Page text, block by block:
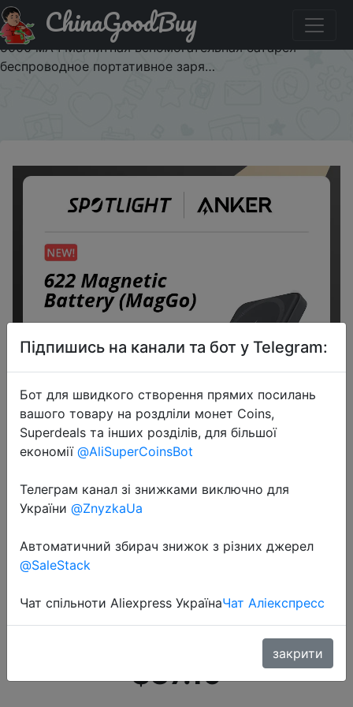
Купити по знижці 5Q4NWCGKNH4R Anker портативное
зарядное устройство 622 Магнитная батарея (MagGo),
5000 мАч Магнитная вспомогательная батарея
беспроводное портативное заря…
ChinaGoodBuy
2022-08-11
Anker портативное зарядное
батарея (MagGo), 5000 мАч
Магнитная вспомогательная
батарея беспроводное
портативное заря…
$37.19
Підпишись на канали та бот у Telegram:
Бот для швидкого створення прямих посилань
вашого товару на роздліли монет Coins,
Superdeals та інших розділів, для більшої
економії @AliSuperCoinsBot
Телеграм канал зі знижками виключно для
України @ZnyzkaUa
Автоматичний збирач знижок з різних джерел
@SaleStack
Чат спільноти Aliexpress УкраїнаЧат Аліекспресс
закрити